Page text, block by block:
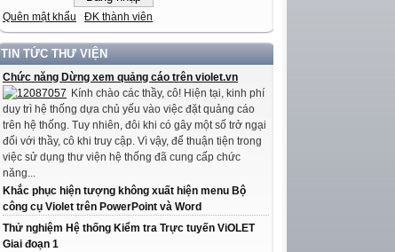
Quên mật khẩu ĐK thành viên
TIN TỨC THƯ VIỆN
Chức năng Dừng xem quảng cáo trên violet.vn
Kính chào các thầy, cô! Hiện tại, kinh phí
duy trì hệ thống dựa chủ yếu vào việc đặt quảng cáo
trên hệ thống. Tuy nhiên, đôi khi có gây một số trở ngại
đối với thầy, cô khi truy cập. Vì vậy, để thuận tiện trong
việc sử dụng thư viện hệ thống đã cung cấp chức
năng...
Khắc phục hiện tượng không xuất hiện menu Bộ
công cụ Violet trên PowerPoint và Word
Thử nghiệm Hệ thống Kiểm tra Trực tuyến ViOLET
Giai đoạn 1